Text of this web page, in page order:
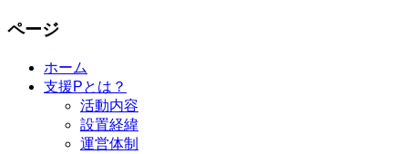
ページ
ホーム
支援Pとは？
活動内容
設置経緯
運営体制